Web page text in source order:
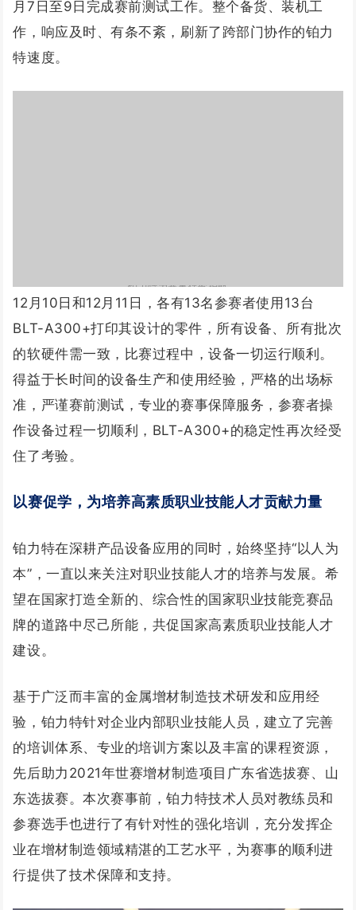
月7日至9日完成赛前测试工作。整个备货、装机工
作，响应及时、有条不紊，刷新了跨部门协作的铂力
特速度。
铂力特为赛事保驾护航
12月10日和12月11日，各有13名参赛者使用13台
BLT-A300+打印其设计的零件，所有设备、所有批次
的软硬件需一致，比赛过程中，设备一切运行顺利。
得益于长时间的设备生产和使用经验，严格的出场标
准，严谨赛前测试，专业的赛事保障服务，参赛者操
作设备过程一切顺利，BLT-A300+的稳定性再次经受
住了考验。
以赛促学，为培养高素质职业技能人才贡献力量
铂力特在深耕产品设备应用的同时，始终坚持“以人为
本”，一直以来关注对职业技能人才的培养与发展。希
望在国家打造全新的、综合性的国家职业技能竞赛品
牌的道路中尽己所能，共促国家高素质职业技能人才
建设。
基于广泛而丰富的金属增材制造技术研发和应用经
验，铂力特针对企业内部职业技能人员，建立了完善
的培训体系、专业的培训方案以及丰富的课程资源，
先后助力2021年世赛增材制造项目广东省选拔赛、山
东选拔赛。本次赛事前，铂力特技术人员对教练员和
参赛选手也进行了有针对性的强化培训，充分发挥企
业在增材制造领域精湛的工艺水平，为赛事的顺利进
行提供了技术保障和支持。